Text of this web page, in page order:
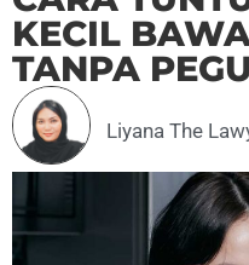
KECIL
TANPA
Liyana The